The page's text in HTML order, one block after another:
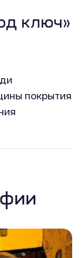
ключ»
покрытия